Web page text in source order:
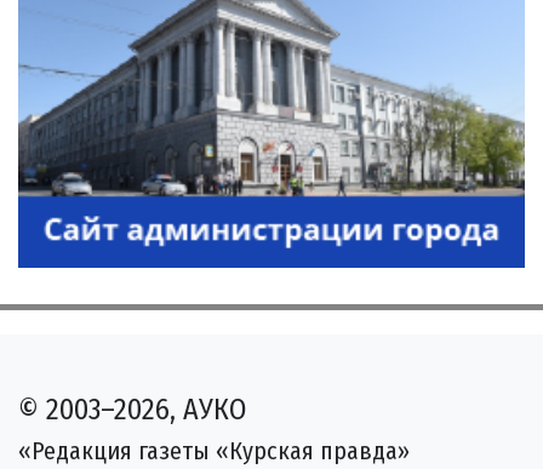
© 2003–2026, АУКО
«Редакция газеты «Курская правда»